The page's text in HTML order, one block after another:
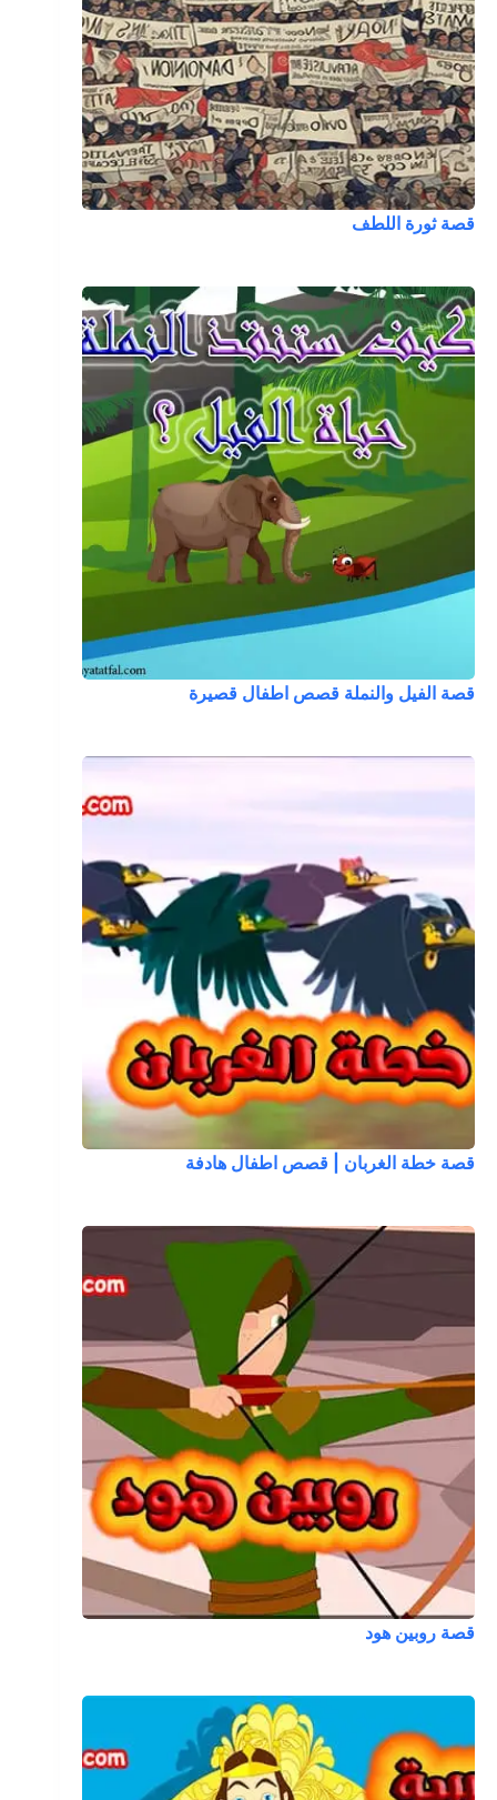
قصة ثورة اللطف
قصة الفيل والنملة قصص اطفال قصيرة
قصة خطة الغربان | قصص اطفال هادفة
قصة روبين هود